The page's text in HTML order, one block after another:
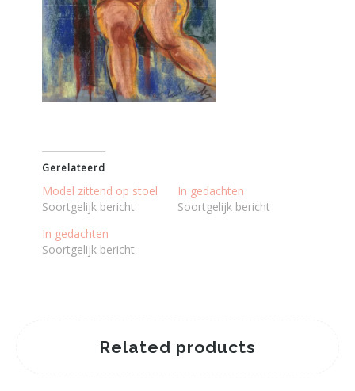
Gerelateerd
Model zittend op stoel
Soortgelijk bericht
In gedachten
Soortgelijk bericht
In gedachten
Soortgelijk bericht
Related products